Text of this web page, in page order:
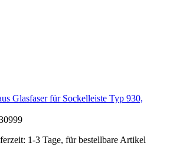
Glasfaser für Sockelleiste Typ 930,
1-3 Tage, für bestellbare Artikel